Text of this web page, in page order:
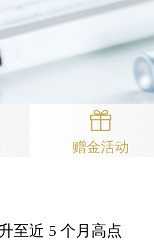
赠金活动
至近 5 个月高点